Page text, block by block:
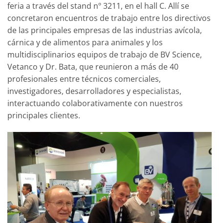
feria a través del stand nº 3211, en el hall C. Allí se
concretaron encuentros de trabajo entre los directivos
de las principales empresas de las industrias avícola,
cárnica y de alimentos para animales y los
multidisciplinarios equipos de trabajo de BV Science,
Vetanco y Dr. Bata, que reunieron a más de 40
profesionales entre técnicos comerciales,
investigadores, desarrolladores y especialistas,
interactuando colaborativamente con nuestros
principales clientes.